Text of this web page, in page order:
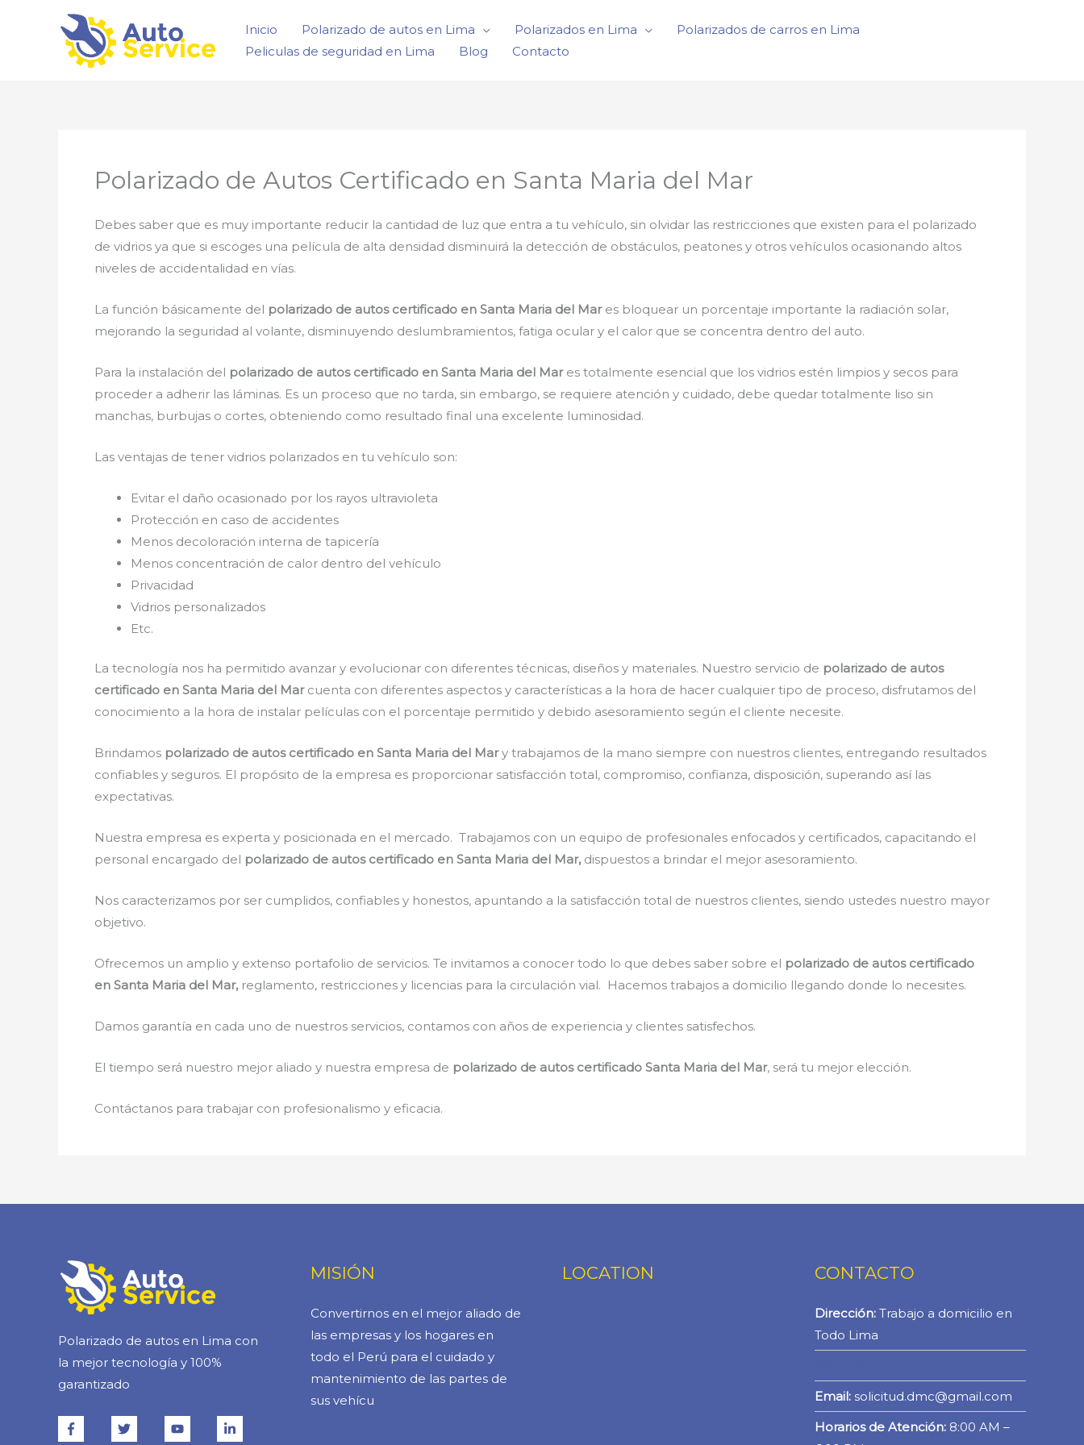
Inicio Polarizado de autos en Lima Polarizados en Lima
Polarizados de carros en Lima
Peliculas de seguridad en Lima
Blog Contacto
Polarizado de Autos Certificado en Santa Maria del Mar
Debes saber que es muy importante reducir la cantidad de luz que entra a tu vehículo, sin olvidar las restricciones que existen para el polarizado
de vidrios ya que si escoges una película de alta densidad disminuirá la detección de obstáculos, peatones y otros vehículos ocasionando altos
niveles de accidentalidad en vías.
La función básicamente del polarizado de autos certificado en Santa Maria del Mar es bloquear un porcentaje importante la radiación solar,
mejorando la seguridad al volante, disminuyendo deslumbramientos, fatiga ocular y el calor que se concentra dentro del auto.
Para la instalación del polarizado de autos certificado en Santa Maria del Mar es totalmente esencial que los vidrios estén limpios y secos para
proceder a adherir las láminas. Es un proceso que no tarda, sin embargo, se requiere atención y cuidado, debe quedar totalmente liso sin
manchas, burbujas o cortes, obteniendo como resultado final una excelente luminosidad.
Las ventajas de tener vidrios polarizados en tu vehículo son:
Evitar el daño ocasionado por los rayos ultravioleta
Protección en caso de accidentes
Menos decoloración interna de tapicería
Menos concentración de calor dentro del vehículo
Privacidad
Vidrios personalizados
Etc.
La tecnología nos ha permitido avanzar y evolucionar con diferentes técnicas, diseños y materiales. Nuestro servicio de polarizado de autos
certificado en Santa Maria del Marcuenta con diferentes aspectos y características a la hora de hacer cualquier tipo de proceso, disfrutamos del
conocimiento a la hora de instalar películas con el porcentaje permitido y debido asesoramiento según el cliente necesite.
Brindamos polarizado de autos certificado en Santa Maria del Mary trabajamos de la mano siempre con nuestros clientes, entregando resultados
confiables y seguros. El propósito de la empresa es proporcionar satisfacción total, compromiso, confianza, disposición, superando así las
expectativas.
Nuestra empresa es experta y posicionada en el mercado. Trabajamos con un equipo de profesionales enfocados y certificados, capacitando el
personal encargado del polarizado de autos certificado en Santa Maria del Mar, dispuestos a brindar el mejor asesoramiento.
Nos caracterizamos por ser cumplidos, confiables y honestos, apuntando a la satisfacción total de nuestros clientes, siendo ustedes nuestro mayor
objetivo.
Ofrecemos un amplio y extenso portafolio de servicios. Te invitamos a conocer todo lo que debes saber sobre el polarizado de autos certificado
en Santa Maria del Mar, reglamento, restricciones y licencias para la circulación vial. Hacemos trabajos a domicilio llegando donde lo necesites.
Damos garantía en cada uno de nuestros servicios, contamos con años de experiencia y clientes satisfechos.
El tiempo será nuestro mejor aliado y nuestra empresa de polarizado de autos certificado Santa Maria del Mar, será tu mejor elección.
Contáctanos para trabajar con profesionalismo y eficacia.
Polarizado de autos en Lima con
la mejor tecnología y 100%
garantizado
MISIÓN
Convertirnos en el mejor aliado de
las empresas y los hogares en
todo el Perú para el cuidado y
mantenimiento de las partes de
sus vehícu
LOCATION CONTACTO
Dirección:Trabajo a domicilio en
Todo Lima
Email: solicitud.dmc@gmail.com
Horarios de Atención:8:00 AM –